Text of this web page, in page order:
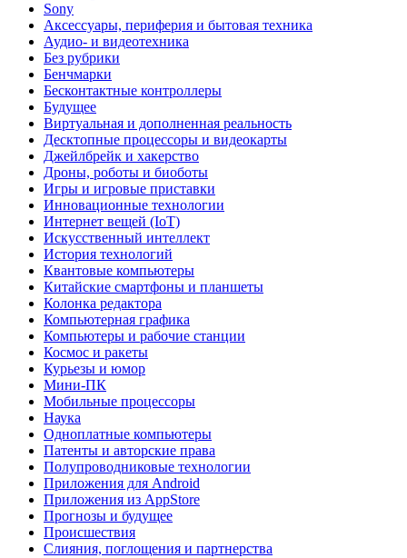
Sony
Аксессуары, периферия и бытовая техника
Аудио- и видеотехника
Без рубрики
Бенчмарки
Бесконтактные контроллеры
Будущее
Виртуальная и дополненная реальность
Десктопные процессоры и видеокарты
Джейлбрейк и хакерство
Дроны, роботы и биоботы
Игры и игровые приставки
Инновационные технологии
Интернет вещей (IoT)
Искусственный интеллект
История технологий
Квантовые компьютеры
Китайские смартфоны и планшеты
Колонка редактора
Компьютерная графика
Компьютеры и рабочие станции
Космос и ракеты
Курьезы и юмор
Мини-ПК
Мобильные процессоры
Наука
Одноплатные компьютеры
Патенты и авторские права
Полупроводниковые технологии
Приложения для Android
Приложения из AppStore
Прогнозы и будущее
Происшествия
Слияния, поглощения и партнерства